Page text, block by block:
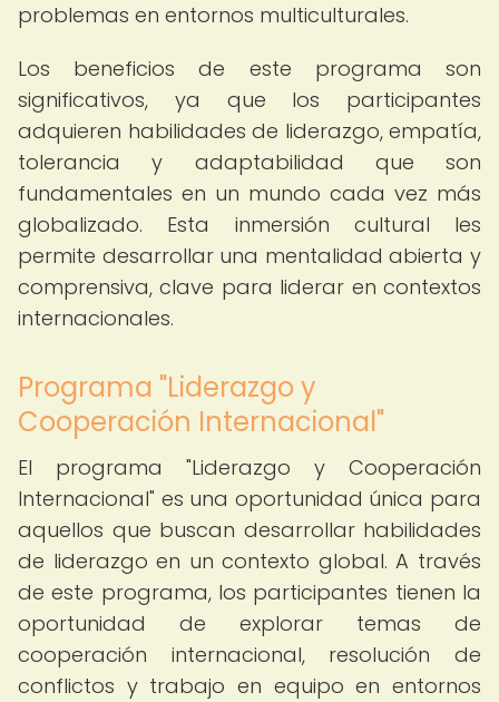
problemas en entornos multiculturales.
Los beneficios de este programa son
significativos, ya que los participantes
adquieren habilidades de liderazgo, empatía,
tolerancia y adaptabilidad que son
fundamentales en un mundo cada vez más
globalizado. Esta inmersión cultural les
permite desarrollar una mentalidad abierta y
comprensiva, clave para liderar en contextos
internacionales.
Programa "Liderazgo y
Cooperación Internacional"
El programa "Liderazgo y Cooperación
Internacional" es una oportunidad única para
aquellos que buscan desarrollar habilidades
de liderazgo en un contexto global. A través
de este programa, los participantes tienen la
oportunidad de explorar temas de
cooperación internacional, resolución de
conflictos y trabajo en equipo en entornos